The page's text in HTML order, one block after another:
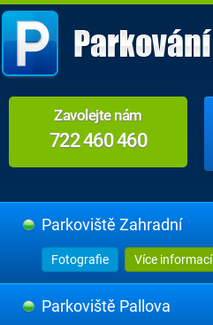
Zavolejte nám
722 460 460
Parkoviště Zahradní
Fotografie Více informací
Parkoviště Pallova